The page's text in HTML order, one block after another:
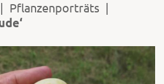
| Pflanzenporträts |